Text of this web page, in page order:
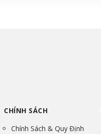
CHÍNH SÁCH
Chính Sách & Quy Định